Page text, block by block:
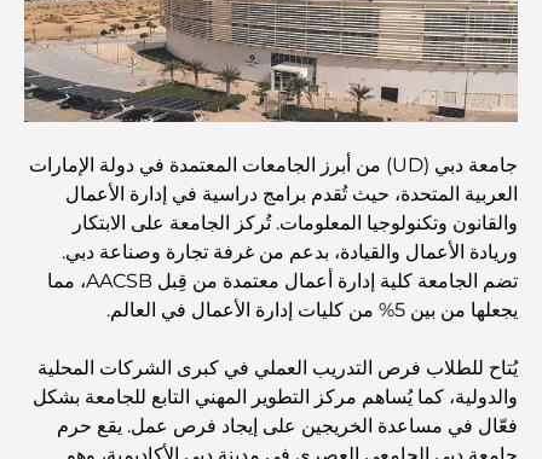
مطاعم بإطلالة على برج العرب: تجربة طعام استثنائية في دبي
دليل شامل لأندية شاطئ نخلة جميرا لعام 2026
المطاعم الإيطالية في وسط مدينة دبي: تذوق إيطاليا في قلب
المدينة
أفضل 7 نوادي رياضية في دبي هيلز: اللياقة البدنية في أبهى
الدليل الأمثل لمطاعم الطعام الفاخر في نخلة جميرا
جامعة دبي (UD) من أبرز الجامعات المعتمدة في دولة الإمارات
العربية المتحدة، حيث تُقدم برامج دراسية في إدارة الأعمال
والقانون وتكنولوجيا المعلومات. تُركز الجامعة على الابتكار
وريادة الأعمال والقيادة، بدعم من غرفة تجارة وصناعة دبي.
تضم الجامعة كلية إدارة أعمال معتمدة من قِبل AACSB، مما
يجعلها من بين 5% من كليات إدارة الأعمال في العالم.
يُتاح للطلاب فرص التدريب العملي في كبرى الشركات المحلية
والدولية، كما يُساهم مركز التطوير المهني التابع للجامعة بشكل
فعّال في مساعدة الخريجين على إيجاد فرص عمل. يقع حرم